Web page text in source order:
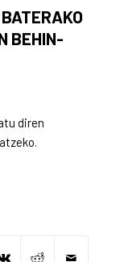
BEHIN-
diren